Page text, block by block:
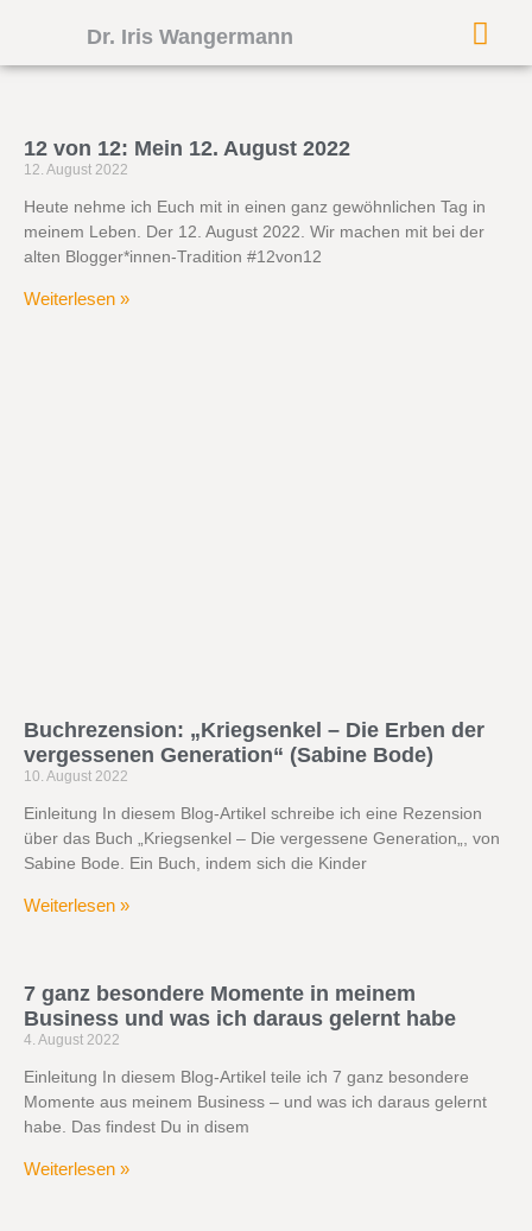
Dr. Iris Wangermann
12 von 12: Mein 12. August 2022
12. August 2022
Heute nehme ich Euch mit in einen ganz gewöhnlichen Tag in
meinem Leben. Der 12. August 2022. Wir machen mit bei der
alten Blogger*innen-Tradition #12von12
Weiterlesen »
Buchrezension: „Kriegsenkel – Die Erben der
vergessenen Generation“ (Sabine Bode)
10. August 2022
Einleitung In diesem Blog-Artikel schreibe ich eine Rezension
über das Buch „Kriegsenkel – Die vergessene Generation„, von
Sabine Bode. Ein Buch, indem sich die Kinder
Weiterlesen »
7 ganz besondere Momente in meinem
Business und was ich daraus gelernt habe
4. August 2022
Einleitung In diesem Blog-Artikel teile ich 7 ganz besondere
Momente aus meinem Business – und was ich daraus gelernt
habe. Das findest Du in disem
Weiterlesen »